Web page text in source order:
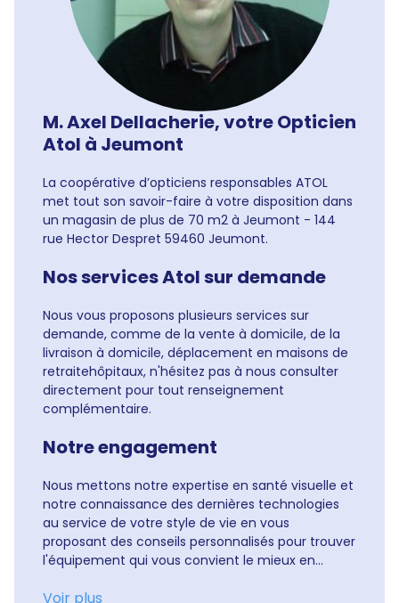
M. Axel Dellacherie, votre Opticien
Atol à Jeumont
La coopérative d’opticiens responsables ATOL
met tout son savoir-faire à votre disposition dans
un magasin de plus de 70 m2 à Jeumont - 144
rue Hector Despret 59460 Jeumont.
Nos services Atol sur demande
Nous vous proposons plusieurs services sur
demande, comme de la vente à domicile, de la
livraison à domicile, déplacement en maisons de
retraitehôpitaux, n'hésitez pas à nous consulter
directement pour tout renseignement
complémentaire.
Notre engagement
Nous mettons notre expertise en santé visuelle et
notre connaissance des dernières technologies
au service de votre style de vie en vous
proposant des conseils personnalisés pour trouver
l'équipement qui vous convient le mieux en...
Voir plus